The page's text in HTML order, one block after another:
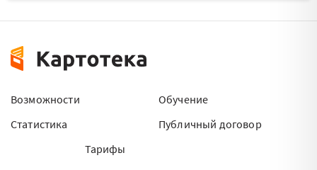
Возможности
Статистика
Тарифы
Обучение
Публичный договор